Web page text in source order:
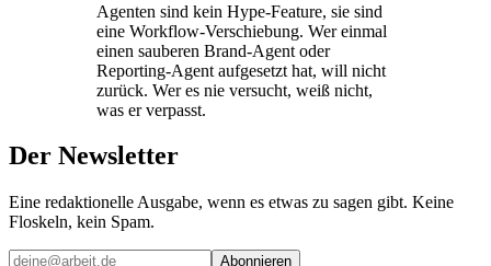
Agenten sind kein Hype-Feature, sie sind
eine Workflow-Verschiebung. Wer einmal
einen sauberen Brand-Agent oder
Reporting-Agent aufgesetzt hat, will nicht
zurück. Wer es nie versucht, weiß nicht,
was er verpasst.
Der Newsletter
Eine redaktionelle Ausgabe, wenn es etwas zu sagen gibt. Keine
Floskeln, kein Spam.
Abonnieren